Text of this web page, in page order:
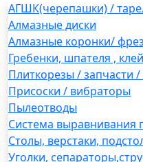
АГШК(черепашки) /
Алмазные диски
Алмазные коронки/
Гребенки, шпателя ,
Плиткорезы / запчасти /
Присоски / вибраторы
Пылеотводы
Система выравнивания
Столы, верстаки,
Уголки,